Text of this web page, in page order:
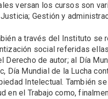
versan los cursos son
Gestión y
a través del Instituto se
social referidas
Derecho de autor; al Día
Día Mundial de la Lucha
Intelectual. También
en el Trabajo como,